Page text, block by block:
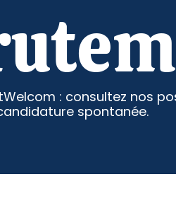
: consultez nos
spontanée.